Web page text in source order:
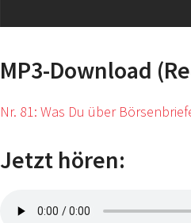
MP3-Download
Nr. 81: Was Du über
Jetzt hören: